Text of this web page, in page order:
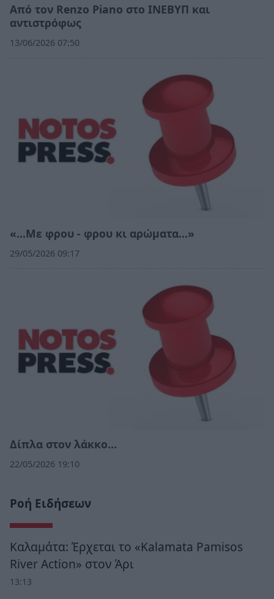
Από τον Renzo Piano στο ΙΝΕΒΥΠ και
αντιστρόφως
13/06/2026 07:50
«…Με φρου - φρου κι αρώματα…»
29/05/2026 09:17
Δίπλα στον λάκκο…
22/05/2026 19:10
Ροή Ειδήσεων
Καλαμάτα: Έρχεται το «Kalamata Pamisos
River Action» στον Άρι
13:13